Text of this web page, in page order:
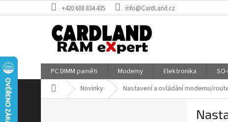
na
+420 608 834 435 info@CardLand.cz
PC DIMM paměti Modemy Elektronika
Domů Novinky Nastavení a ovládání modemu/